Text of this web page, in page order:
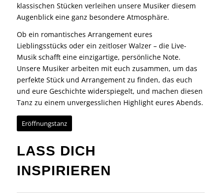
klassischen Stücken verleihen unsere Musiker diesem
Augenblick eine ganz besondere Atmosphäre.
Ob ein romantisches Arrangement eures
Lieblingsstücks oder ein zeitloser Walzer – die Live-
Musik schafft eine einzigartige, persönliche Note.
Unsere Musiker arbeiten mit euch zusammen, um das
perfekte Stück und Arrangement zu finden, das euch
und eure Geschichte widerspiegelt, und machen diesen
Tanz zu einem unvergesslichen Highlight eures Abends.
Eröffnungstanz
LASS DICH
INSPIRIEREN